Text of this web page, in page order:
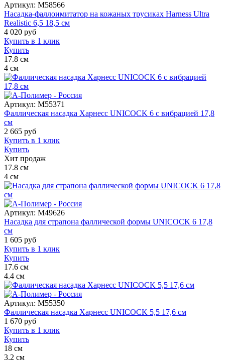
Артикул: M58566
Насадка-фаллоимитатор на кожаных трусиках Harness Ultra
Realistic 6,5 18,5 см
4 020 руб
Купить в 1 клик
Купить
17.8 см
4 см
Артикул: M55371
Фаллическая насадка Харнесс UNICOCK 6 с вибрацией 17,8
см
2 665 руб
Купить в 1 клик
Купить
Хит продаж
17.8 см
4 см
Артикул: M49626
Насадка для страпона фаллической формы UNICOCK 6 17,8
см
1 605 руб
Купить в 1 клик
Купить
17.6 см
4.4 см
Артикул: M55350
Фаллическая насадка Харнесс UNICOCK 5,5 17,6 см
1 670 руб
Купить в 1 клик
Купить
18 см
3.2 см